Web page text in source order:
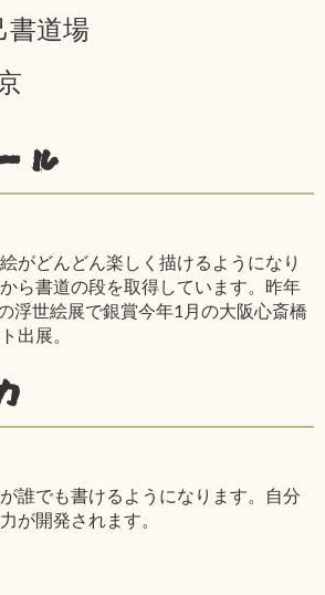
書道場
ル
がどんどん楽しく描けるようになり
ら書道の段を取得しています。昨年
浮世絵展で銀賞今年1月の大阪心斎橋
出展。
誰でも書けるようになります。自分
が開発されます。